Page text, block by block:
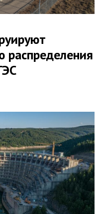
распределения